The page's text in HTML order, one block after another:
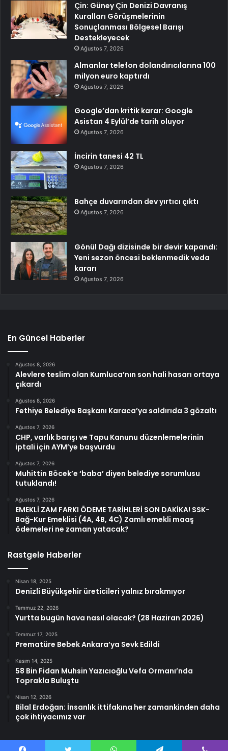
Çin: Güney Çin Denizi Davranış
Kuralları Görüşmelerinin
Sonuçlanması Bölgesel Barışı
Destekleyecek
Ağustos 7, 2026
Almanlar telefon dolandırıcılarına 100
milyon euro kaptırdı
Ağustos 7, 2026
Google’dan kritik karar: Google
Asistan 4 Eylül’de tarih oluyor
Ağustos 7, 2026
İncirin tanesi 42 TL
Ağustos 7, 2026
Bahçe duvarından dev yırtıcı çıktı
Ağustos 7, 2026
Gönül Dağı dizisinde bir devir kapandı:
Yeni sezon öncesi beklenmedik veda
kararı
Ağustos 7, 2026
En Güncel Haberler
Ağustos 8, 2026
Alevlere teslim olan Kumluca’nın son hali hasarı ortaya
çıkardı
Ağustos 8, 2026
Fethiye Belediye Başkanı Karaca’ya saldırıda 3 gözaltı
Ağustos 7, 2026
CHP, varlık barışı ve Tapu Kanunu düzenlemelerinin
iptali için AYM’ye başvurdu
Ağustos 7, 2026
Muhittin Böcek’e ‘baba’ diyen belediye sorumlusu
tutuklandı!
Ağustos 7, 2026
EMEKLİ ZAM FARKI ÖDEME TARİHLERİ SON DAKİKA! SSK-
Bağ-Kur Emeklisi (4A, 4B, 4C) Zamlı emekli maaş
ödemeleri ne zaman yatacak?
Rastgele Haberler
Nisan 18, 2025
Denizli Büyükşehir üreticileri yalnız bırakmıyor
Temmuz 22, 2026
Yurtta bugün hava nasıl olacak? (28 Haziran 2026)
Temmuz 17, 2025
Prematüre Bebek Ankara’ya Sevk Edildi
Kasım 14, 2025
58 Bin Fidan Muhsin Yazıcıoğlu Vefa Ormanı’nda
Toprakla Buluştu
Nisan 12, 2026
Bilal Erdoğan: İnsanlık ittifakına her zamankinden daha
çok ihtiyacımız var